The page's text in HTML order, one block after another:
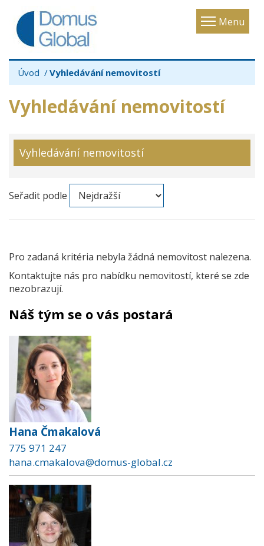
Menu
Toggle
Úvod Vyhledávání nemovitostí
Vyhledávání nemovitostí
Vyhledávání nemovitostí
Seřadit podle
Pro zadaná kritéria nebyla žádná nemovitost nalezena.
Kontaktujte nás pro nabídku nemovitostí, které se zde
nezobrazují.
Náš tým se o vás postará
Hana Čmakalová
775 971 247
hana.cmakalova@domus-global.cz